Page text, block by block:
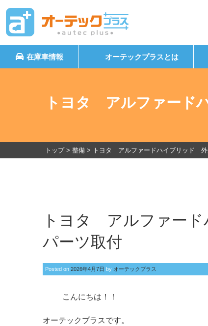
在庫車情報 オーテックプラスとは
トヨタ アルファード
トップ> 整備 > トヨタ アルファードハイブリッド 外
トヨタ アルファー
パーツ取付
Posted on 2026年4月7日 by オーテックプラス
こんにちは！！
オーテックプラスです。